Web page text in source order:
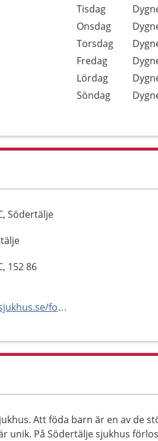
Tisdag
Onsdag
Torsdag
Fredag
Lördag
Söndag
Södertälje
152 86
http://www.sodertaljesjukhus.se/for-patienter/bb-sodertalje/
Att föda barn är en av de
unik. På Södertälje sjukhus